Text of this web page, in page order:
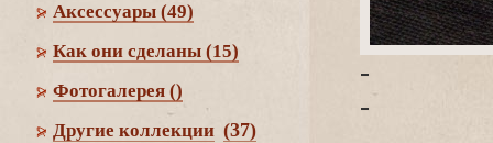
Аксессуары (49)
Как они сделаны (15)
Фотогалерея ()
Другие коллекции (37)
-
-